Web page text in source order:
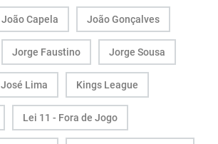
João Capela João Gonçalves
Jorge Faustino Jorge Sousa
José Lima Kings League
Lei 11 - Fora de Jogo